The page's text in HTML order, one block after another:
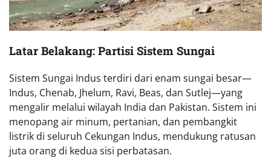
Latar Belakang: Partisi Sistem Sungai
Sistem Sungai Indus terdiri dari enam sungai besar—
Indus, Chenab, Jhelum, Ravi, Beas, dan Sutlej—yang
mengalir melalui wilayah India dan Pakistan. Sistem ini
menopang air minum, pertanian, dan pembangkit
listrik di seluruh Cekungan Indus, mendukung ratusan
juta orang di kedua sisi perbatasan.